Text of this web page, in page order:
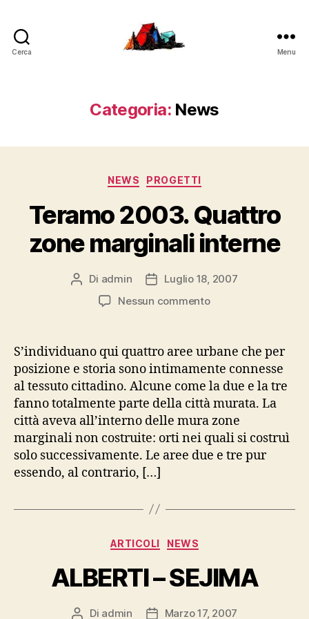
Cerca Menu
Categoria: News
Categorie
NEWS PROGETTI
Teramo 2003. Quattro
zone marginali interne
Autore
articolo
Di admin
DataLuglio 18, 2007
Nessun commentosu
Quattro
marginali
interne
S’individuano qui quattro aree urbane che per
posizione e storia sono intimamente connesse
al tessuto cittadino. Alcune come la due e la tre
fanno totalmente parte della città murata. La
città aveva all’interno delle mura zone
marginali non costruite: orti nei quali si costruì
solo successivamente. Le aree due e tre pur
essendo, al contrario, […]
Categorie
ARTICOLI NEWS
ALBERTI – SEJIMA
Autore
Di admin DataMarzo 17, 2007